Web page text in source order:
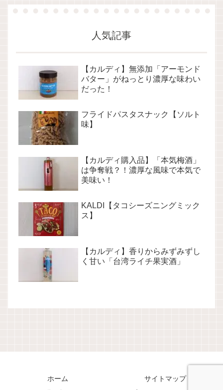
人気記事
【カルディ】無添加「アーモンド
バター」がねっとり濃厚な味わい
だった！
フライドパスタスナック【ソルト
味】
【カルディ購入品】「本気梅酒」
は争奪戦？！濃厚な風味で本気で
美味い！
KALDI【タコシーズニングミック
ス】
【カルディ】香りからみずみずし
く甘い「台湾ライチ果実酒」
ホーム
サイトマップ